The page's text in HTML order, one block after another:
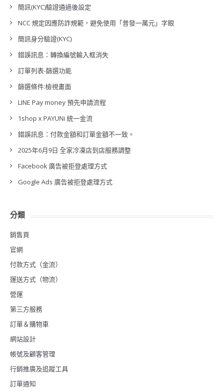
簡訊(KYC)驗證通過後設定
NCC 規定因應防詐規範，避免使用「普發一萬元」字眼
簡訊身分驗證(KYC)
錯誤訊息：轉換編號輸入框消失
訂單列表-篩選功能
篩選條件:檢視畫面
LINE Pay money 預先申請流程
1shop x PAYUNi 統一金流
錯誤訊息：付款金額和訂單金額不一致。
2025年6月9日 全家冷凍店到店服務調整
Facebook 廣告被拒登處理方式
Google Ads 廣告被拒登處理方式
分類
銷售頁
官網
付款方式（金流）
運送方式（物流）
營運
第三方服務
訂單＆購物車
網站設計
帳號及顧客管理
行銷推廣及追蹤工具
訂單通知